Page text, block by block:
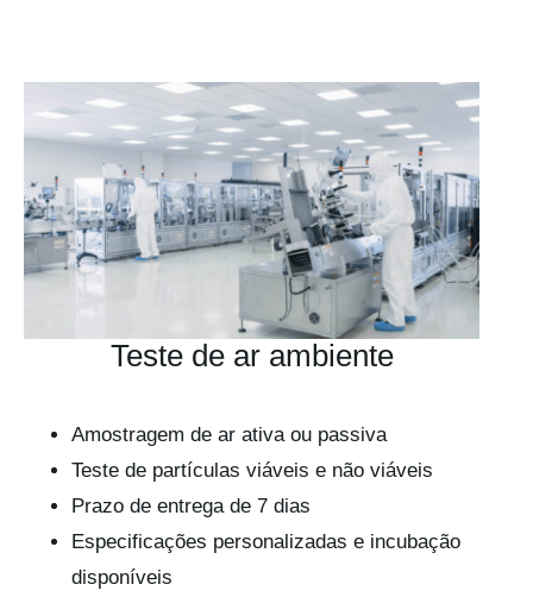
Teste de ar ambiente
Amostragem de ar ativa ou passiva
Teste de partículas viáveis e não viáveis
Prazo de entrega de 7 dias
Especificações personalizadas e incubação
disponíveis